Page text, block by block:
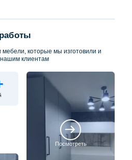
которые мы изготовили и
клиентам
Посмотреть